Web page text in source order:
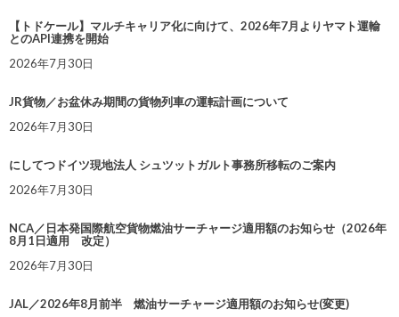
【トドケール】マルチキャリア化に向けて、2026年7月よりヤマト運輸
とのAPI連携を開始
2026年7月30日
JR貨物／お盆休み期間の貨物列車の運転計画について
2026年7月30日
にしてつドイツ現地法人 シュツットガルト事務所移転のご案内
2026年7月30日
NCA／日本発国際航空貨物燃油サーチャージ適用額のお知らせ（2026年
8月1日適用 改定）
2026年7月30日
JAL／2026年8月前半 燃油サーチャージ適用額のお知らせ(変更)